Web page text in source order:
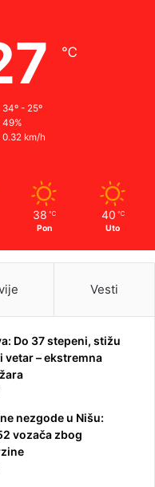
℃
34º - 25º
49%
0.32 km/h
38 ℃
Pon
40 ℃
Uto
Vesti
Do 37 stepeni, stižu
– ekstremna
nezgode u Nišu:
vozača zbog